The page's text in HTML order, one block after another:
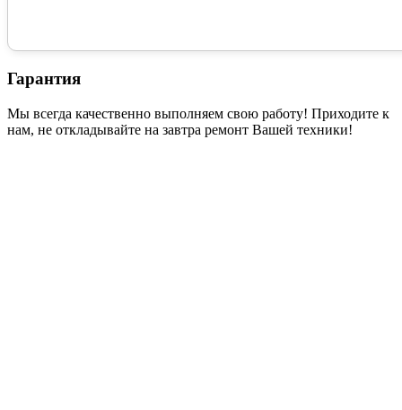
Гарантия
Мы всегда качественно выполняем свою работу! Приходите к
нам, не откладывайте на завтра ремонт Вашей техники!